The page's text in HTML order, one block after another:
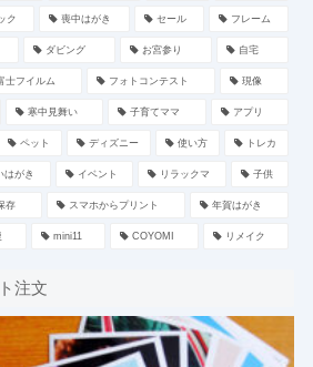
ク 喪中はがき セール フレーム
ダビング お宮参り 自宅
士フイルム フォトコンテスト 現像
寒中見舞い 子育てママ アプリ
ペット ディズニー 使い方 トレカ
はがき イベント リラックマ 子供
存 スマホからプリント 年賀はがき
mini11 COYOMI リメイク
注文